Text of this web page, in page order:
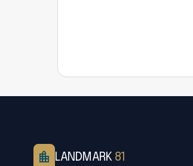
location_city LANDMARK 81